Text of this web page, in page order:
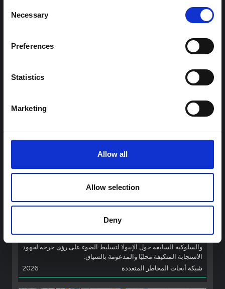
Selection
Necessary
Preferences
Statistics
Marketing
Allow all
Allow selection
Deny
تقدم هذه المذكرة خلفية سياقية حول مقاطعة إيتوري، التي تتأثر
حاليًا بتفشي فيروس إيبولا بوندييبوغيو. لا تتناول المذكرة مباشرة
السياق العام الذي تعمل فيه جهات...
هال للعلوم المفتوحة
توجيهات
توصيات: التخليق السريع لدروس العلوم
الاجتماعية والسلوكية حول الإيبولا من أجل
جمهورية الكونغو الديمقراطية
تخليق سريع للدروس المستفادة من أبحاث العلوم الاجتماعية
والسلوكية السابقة حول الإيبولا لتسليط الضوء على رؤى حرجة لجهود
الاستجابة المتكيفة محليًا والمدعومة بالسياق.
شبكة أبحاث المخاطر المتعددة
2026